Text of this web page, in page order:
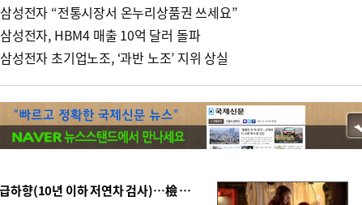
삼성전자 “전통시장서 온누리상품권 쓰세요”
삼성전자, HBM4 매출 10억 달러 돌파
삼성전자 초기업노조, ‘과반 노조’ 지위 상실
■ 검사 신분 버리고 직급하향(10년 이하 저연차 검사)…檢 중수청행 기피